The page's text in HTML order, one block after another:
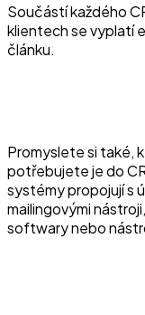
Součástí každého
klientech se vyplatí
článku.
Promyslete si také,
potřebujete je do
systémy propojují s
mailingovými
softwary nebo